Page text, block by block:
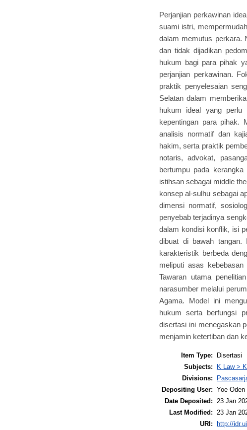
Perjanjian perkawinan
suami istri,
dalam memutus perkara.
dan tidak dijadikan
hukum bagi para pihak
perjanjian perkawinan.
praktik penyelesaian
Selatan dalam
hukum ideal yang perlu
kepentingan para pihak.
analisis normatif dan
hakim, serta praktik
notaris, advokat,
bertumpu pada
istihsan sebagai middle
konsep al-sulhu sebagai
dimensi normatif,
penyebab terjadinya
dalam kondisi konflik, isi
dibuat di bawah tangan.
karakteristik berbeda
meliputi asas
Tawaran utama
narasumber melalui
Agama. Model ini
hukum serta berfungsi
disertasi ini menegaskan
menjamin ketertiban dan
Item Type:
Disertasi
Subjects:
K Law >
Divisions:
Depositing User: Yoe Oden
Date Deposited:
23 Jan
Last Modified:
23 Jan
URI: http://